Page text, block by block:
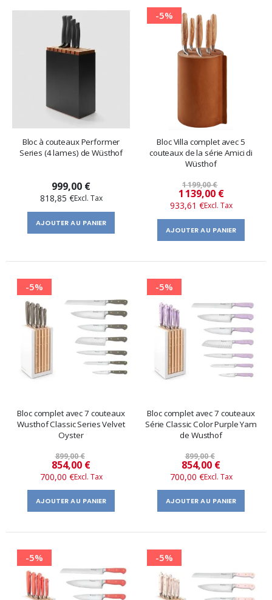
Bloc à couteaux Performer
Series (4 lames) de Wüsthof
999,00 €
818,85 €
AJOUTER AU PANIER
-5%
Bloc Villa complet avec 5
couteaux de la série Amici di
Wüsthof
1 199,00 €
Prix
​​
spécial
1 139,00 €
933,61 €
AJOUTER AU PANIER
-5%
Bloc complet avec 7 couteaux
Wusthof Classic Series Velvet
Oyster
899,00 €
Prix
spécial
854,00 €
700,00 €
AJOUTER AU PANIER
-5%
Bloc complet avec 7 couteaux
Série Classic Color Purple Yam
de Wusthof
899,00 €
Prix
spécial
854,00 €
700,00 €
AJOUTER AU PANIER
-5% -5%